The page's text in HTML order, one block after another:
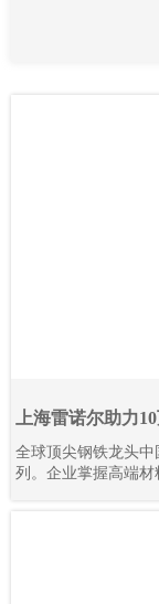
上海雷诺尔助力
全球顶尖钢铁龙头
列。企业掌握高端